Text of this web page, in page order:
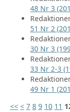
48 Nr 3
51 Nr 2
30 Nr 3
33 Nr 2-3
49 Nr 1
<< < 7 8 9 10 11